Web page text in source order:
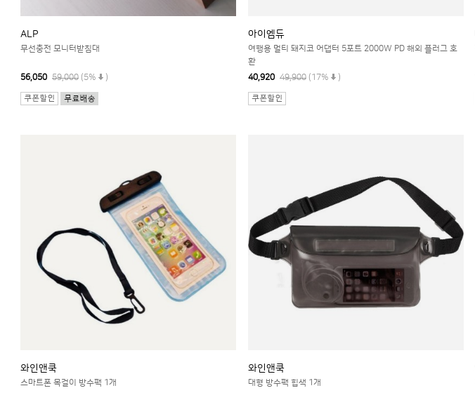
ALP
무선충전 모니터받침대
56,050 59,000 (5% )
아이엠듀
여행용 멀티 돼지코 어댑터 5포트 2000W PD 해외 플러그 호
환
40,920 49,900 (17% )
와인앤쿡
스마트폰 목걸이 방수팩 1개
와인앤쿡
대형 방수팩 힙색 1개